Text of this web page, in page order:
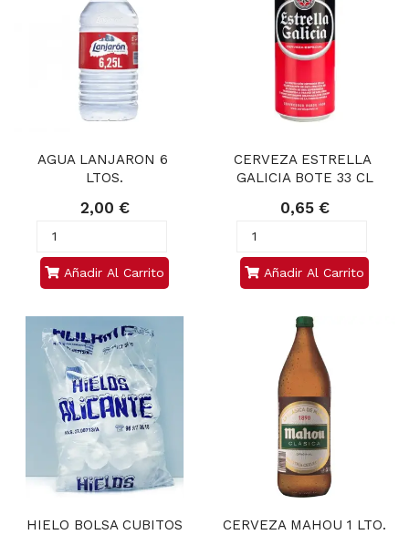
AGUA LANJARON 6
LTOS.
2,00 €
Añadir Al Carrito
CERVEZA ESTRELLA
GALICIA BOTE 33 CL
0,65 €
Añadir Al Carrito
HIELO BOLSA CUBITOS CERVEZA MAHOU 1 LTO.